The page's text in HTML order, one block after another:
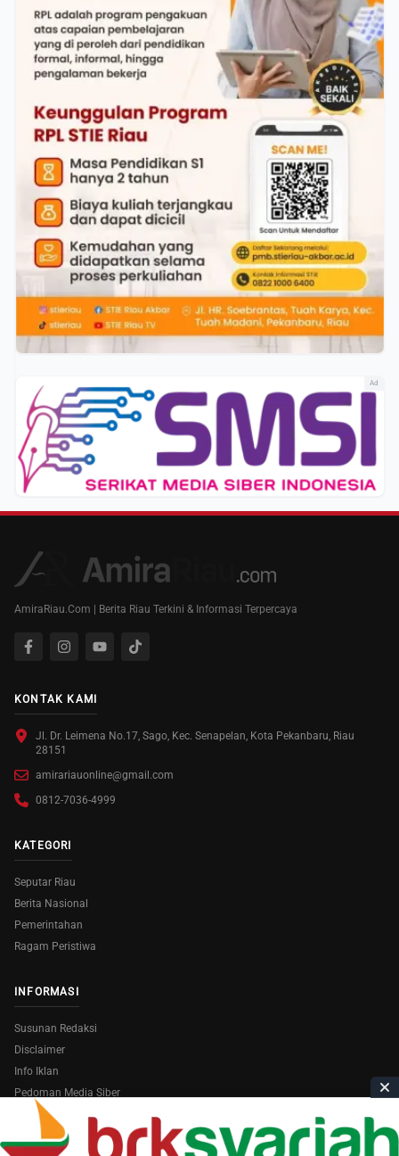
Ad
AmiraRiau.Com | Berita Riau Terkini & Informasi Terpercaya
KONTAK KAMI
Jl. Dr. Leimena No.17, Sago, Kec. Senapelan, Kota Pekanbaru, Riau
28151
amirariauonline@gmail.com
0812-7036-4999
KATEGORI
Seputar Riau
Berita Nasional
Pemerintahan
Ragam Peristiwa
INFORMASI
Susunan Redaksi
Disclaimer
Info Iklan
Pedoman Media Siber